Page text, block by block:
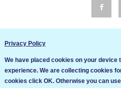
Общи условия
Privacy Policy
We have placed cookies on your device
experience. We are collecting cookies
cookies click OK. Otherwise you can
Ние използваме бисквитки за
продължите да посещавате